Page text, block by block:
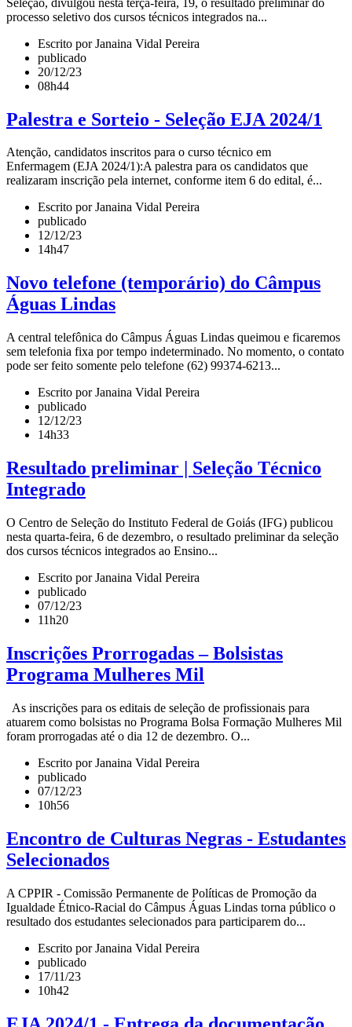
processo seletivo dos cursos técnicos integrados na...
Escrito por Janaina Vidal Pereira
publicado
20/12/23
08h44
Palestra e Sorteio - Seleção EJA 2024/1
Atenção, candidatos inscritos para o curso técnico em
Enfermagem (EJA 2024/1):A palestra para os candidatos que
realizaram inscrição pela internet, conforme item 6 do edital, é...
Escrito por Janaina Vidal Pereira
publicado
12/12/23
14h47
Novo telefone (temporário) do Câmpus
Águas Lindas
A central telefônica do Câmpus Águas Lindas queimou e ficaremos
sem telefonia fixa por tempo indeterminado. No momento, o contato
pode ser feito somente pelo telefone (62) 99374-6213...
Escrito por Janaina Vidal Pereira
publicado
12/12/23
14h33
Resultado preliminar | Seleção Técnico
Integrado
O Centro de Seleção do Instituto Federal de Goiás (IFG) publicou
nesta quarta-feira, 6 de dezembro, o resultado preliminar da seleção
dos cursos técnicos integrados ao Ensino...
Escrito por Janaina Vidal Pereira
publicado
07/12/23
11h20
Inscrições Prorrogadas – Bolsistas
Programa Mulheres Mil
As inscrições para os editais de seleção de profissionais para
atuarem como bolsistas no Programa Bolsa Formação Mulheres Mil
foram prorrogadas até o dia 12 de dezembro. O...
Escrito por Janaina Vidal Pereira
publicado
07/12/23
10h56
Encontro de Culturas Negras - Estudantes
Selecionados
A CPPIR - Comissão Permanente de Políticas de Promoção da
Igualdade Étnico-Racial do Câmpus Águas Lindas torna público o
resultado dos estudantes selecionados para participarem do...
Escrito por Janaina Vidal Pereira
publicado
17/11/23
10h42